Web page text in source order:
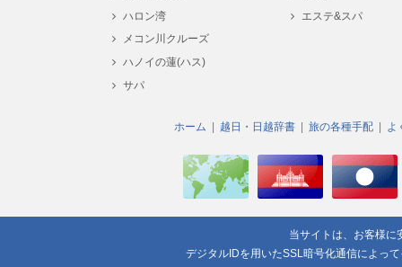
ハロン湾
メコン川クルーズ
ハノイの蓮(ハス)
サパ
エステ&スパ
ホーム 越日・日越辞書 旅の各種手配 よ
当サイトは、お客様に
デジタルIDを用いたSSL暗号化通信によっ